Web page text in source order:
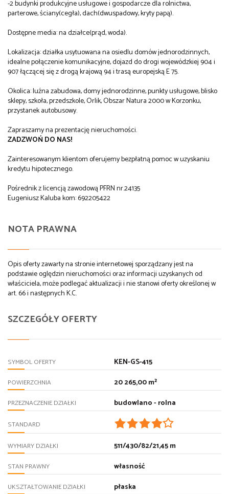
-2 budynki produkcyjne usługowe i gospodarcze dla rolnictwa,
parterowe, ściany(cegła), dach(dwuspadowy, kryty papą).
Dostępne media: na działce(prąd, woda).
Lokalizacja: działka usytuowana na osiedlu domów jednorodzinnych,
idealne połączenie komunikacyjne, dojazd do drogi wojewódzkiej 904 i
907 łączącej się z drogą krajową 94 i trasą europejską E 75.
Okolica: luźna zabudowa, domy jednorodzinne, punkty usługowe, blisko
sklepy, szkoła, przedszkole, Orlik, Obszar Natura 2000 w Korzonku,
przystanek autobusowy.
Zapraszamy na prezentację nieruchomości.
ZADZWOŃ DO NAS!
Zainteresowanym klientom oferujemy bezpłatną pomoc w uzyskaniu
kredytu hipotecznego.
Pośrednik z licencją zawodową PFRN nr.24135
Eugeniusz Kaluba kom: 692205422
NOTA PRAWNA
Opis oferty zawarty na stronie internetowej sporządzany jest na
podstawie oględzin nieruchomości oraz informacji uzyskanych od
właściciela, może podlegać aktualizacji i nie stanowi oferty określonej w
art. 66 i następnych K.C.
SZCZEGÓŁY OFERTY
SYMBOL OFERTY KEN-GS-415
POWIERZCHNIA 20 265,00 m²
PRZEZNACZENIE DZIAŁKI budowlano - rolna
STANDARD
WYMIARY DZIAŁKI 511/430/82/21,45 m
STAN PRAWNY własność
UKSZTAŁTOWANIE DZIAŁKI płaska